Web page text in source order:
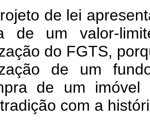
de lei
de um valor-
do FGTS,
de um
de um
com a